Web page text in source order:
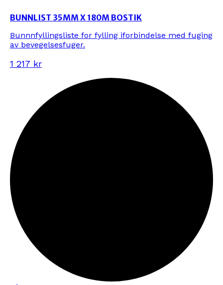
BUNNLIST 35MM X 180M BOSTIK
Bunnnfyllingsliste for fylling iforbindelse med fuging
av bevegelsesfuger.
1 217 kr